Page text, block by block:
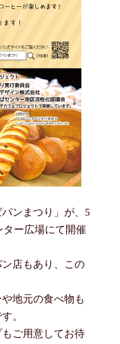
ンまつり」が、5
ター広場にて開催
店もあり、この
地元の食べ物も
。
ご用意してお待